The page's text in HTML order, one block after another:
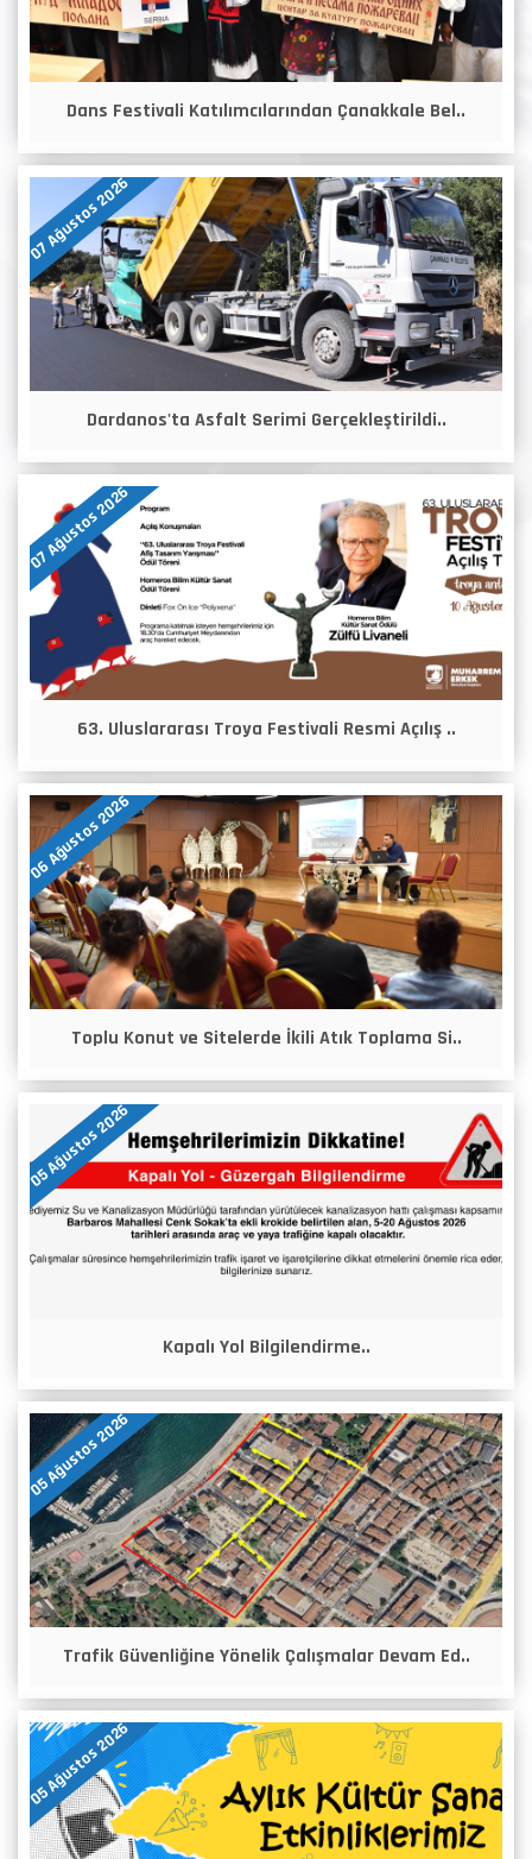
Dans Festivali Katılımcılarından Çanakkale Bel..
07 Ağustos 2026
Dardanos'ta Asfalt Serimi Gerçekleştirildi..
07 Ağustos 2026
63. Uluslararası Troya Festivali Resmi Açılış ..
06 Ağustos 2026
Toplu Konut ve Sitelerde İkili Atık Toplama Si..
05 Ağustos 2026
Kapalı Yol Bilgilendirme..
05 Ağustos 2026
Trafik Güvenliğine Yönelik Çalışmalar Devam Ed..
05 Ağustos 2026